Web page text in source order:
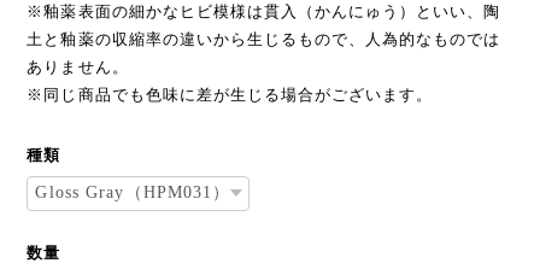
※釉薬表面の細かなヒビ模様は貫入（かんにゅう）といい、陶
土と釉薬の収縮率の違いから生じるもので、人為的なものでは
ありません。
※同じ商品でも色味に差が生じる場合がございます。
種類
数量